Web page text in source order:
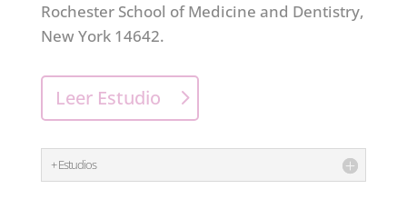
Rochester School of Medicine and Dentistry,
New York 14642.
Leer Estudio
+ Estudios